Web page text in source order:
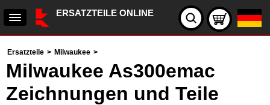
ERSATZTEILE ONLINE
Ersatzteile > Milwaukee >
Milwaukee As300emac
Zeichnungen und Teile